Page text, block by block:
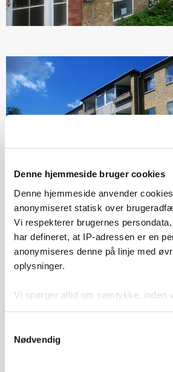
Denne hjemmeside bruger cookies
Denne hjemmeside anvender
anonymiseret statisk over
Vi respekterer brugernes
har defineret, at IP-adressen er en
anonymiseres denne på linje med
oplysninger.
Vi spørger altid om samtykke, inden
Vi bruger cookies til at tilpasse vores
dig funktioner til sociale medier og
trafik. Vi deler også oplysninger om
Nødvendig